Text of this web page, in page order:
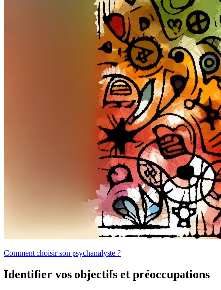
Comment choisir son psychanalyste ?
Identifier vos objectifs et préoccupations